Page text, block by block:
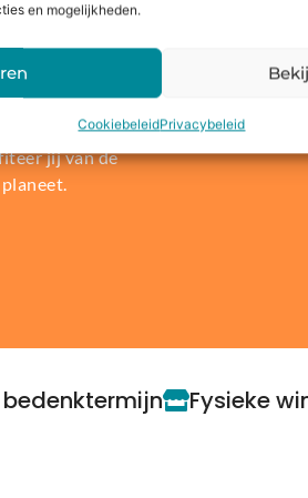
en mogelijkheden.
CookiebeleidPrivacybeleid
bieden wij
console in te
jij van de
Fysieke